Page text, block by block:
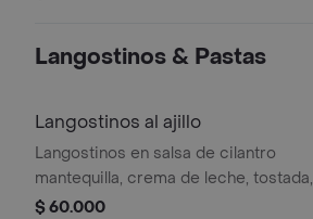
Langostinos & Pastas
Langostinos al ajillo
Langostinos en salsa de cilantro
mantequilla, crema de leche, tostada,
ensalada de tomate, lechuga,
$ 60.000